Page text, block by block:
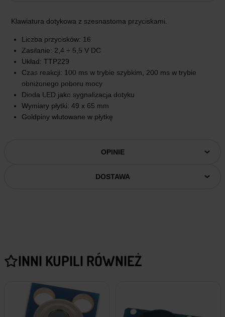
Klawiatura dotykowa z szesnastoma przyciskami.
Liczba przycisków: 16
Zasilanie: 2,4 ÷ 5,5 V DC
Układ: TTP229
Czas reakcji: 100 ms w trybie szybkim, 200 ms w trybie
obniżonego poboru mocy
Dioda LED jako sygnalizacja dotyku
Wymiary płytki: 49 x 65 mm
Goldpiny wlutowane w płytkę
OPINIE
DOSTAWA
INNI KUPILI RÓWNIEŻ